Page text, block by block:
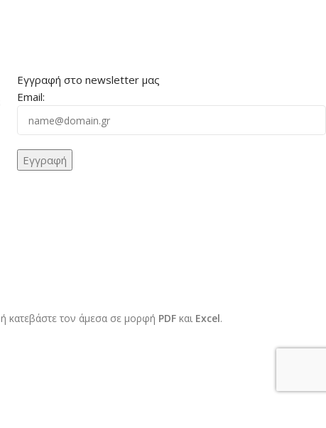
Εγγραφή στο newsletter μας
Email:
ή κατεβάστε τον άμεσα σε μορφή PDFκαι Excel.